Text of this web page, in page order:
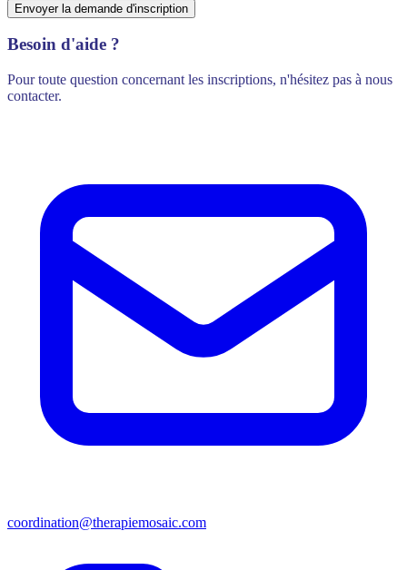
Envoyer la demande d'inscription
Besoin d'aide ?
Pour toute question concernant les inscriptions, n'hésitez pas à nous
contacter.
coordination@therapiemosaic.com